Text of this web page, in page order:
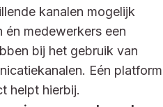
kanalen mogelijk
én medewerkers een
bij het gebruik van
Eén platform
helpt hierbij.